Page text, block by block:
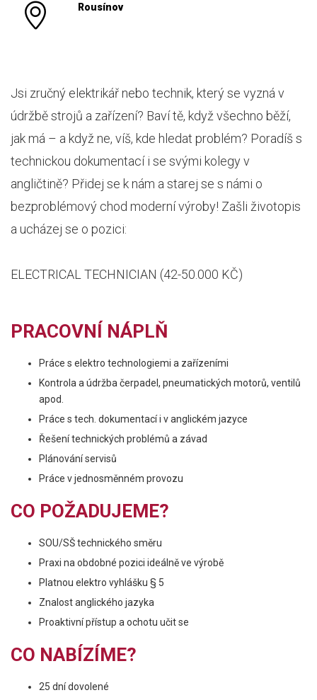
Rousínov
Jsi zručný elektrikář nebo technik, který se vyzná v
údržbě strojů a zařízení? Baví tě, když všechno běží,
jak má – a když ne, víš, kde hledat problém? Poradíš s
technickou dokumentací i se svými kolegy v
angličtině? Přidej se k nám a starej se s námi o
bezproblémový chod moderní výroby! Zašli životopis
a ucházej se o pozici:
ELECTRICAL TECHNICIAN (42-50.000 KČ)
PRACOVNÍ NÁPLŇ
Práce s elektro technologiemi a zařízeními
Kontrola a údržba čerpadel, pneumatických motorů, ventilů
apod.
Práce s tech. dokumentací i v anglickém jazyce
Řešení technických problémů a závad
Plánování servisů
Práce v jednosměnném provozu
CO POŽADUJEME?
SOU/SŠ technického směru
Praxi na obdobné pozici ideálně ve výrobě
Platnou elektro vyhlášku § 5
Znalost anglického jazyka
Proaktivní přístup a ochotu učit se
CO NABÍZÍME?
25 dní dovolené